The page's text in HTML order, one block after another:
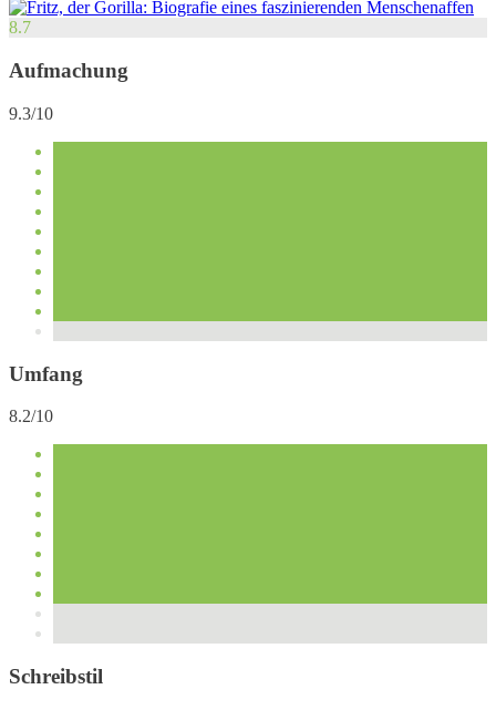
8.7
Aufmachung
9.3/10
Umfang
8.2/10
Schreibstil